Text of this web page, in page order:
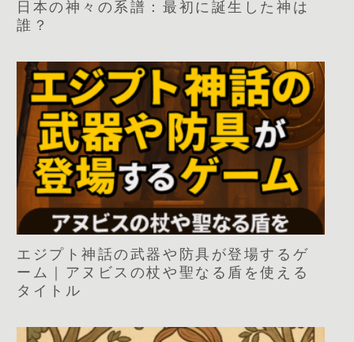
日本の神々の系譜：最初に誕生した神は
誰？
エジプト神話の武器や防具が登場するゲ
ーム｜アヌビスの杖や聖なる盾を使える
タイトル